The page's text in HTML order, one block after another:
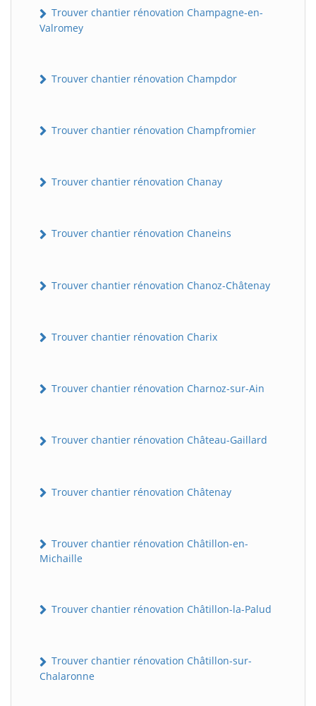
Trouver chantier rénovation Champagne-en-
Valromey
Trouver chantier rénovation Champdor
Trouver chantier rénovation Champfromier
Trouver chantier rénovation Chanay
Trouver chantier rénovation Chaneins
Trouver chantier rénovation Chanoz-Châtenay
Trouver chantier rénovation Charix
Trouver chantier rénovation Charnoz-sur-Ain
Trouver chantier rénovation Château-Gaillard
Trouver chantier rénovation Châtenay
Trouver chantier rénovation Châtillon-en-
Michaille
Trouver chantier rénovation Châtillon-la-Palud
Trouver chantier rénovation Châtillon-sur-
Chalaronne